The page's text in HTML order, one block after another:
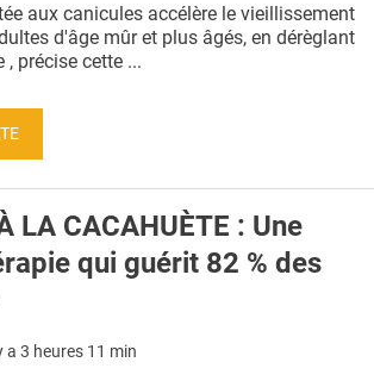
aux canicules accélère le vieillissement
d'âge mûr et plus âgés, en dérèglant
précise cette ...
LA CACAHUÈTE : Une
qui guérit 82 % des
a 3 heures 11 min